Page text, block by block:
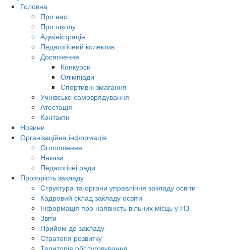
Головна
Про нас
Про школу
Адміністрація
Педагогічний колектив
Досягнення
Конкурси
Олімпіади
Спортивні змагання
Учнівське самоврядування
Атестація
Контакти
Новини
Організаційна інформація
Оголошення
Накази
Педагогічні ради
Прозорість закладу
Структура та органи управління закладу освіти
Кадровий склад закладу освіти
Інформація про наявність вільних місць у НЗ
Звіти
Прийом до закладу
Стратегія розвитку
Територія обслуговування